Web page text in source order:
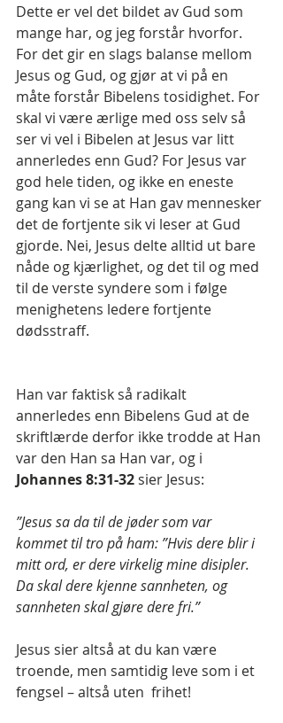
Dette er vel det bildet av Gud som
mange har, og jeg forstår hvorfor.
For det gir en slags balanse mellom
Jesus og Gud, og gjør at vi på en
måte forstår Bibelens tosidighet. For
skal vi være ærlige med oss selv så
ser vi vel i Bibelen at Jesus var litt
annerledes enn Gud? For Jesus var
god hele tiden, og ikke en eneste
gang kan vi se at Han gav mennesker
det de fortjente sik vi leser at Gud
gjorde. Nei, Jesus delte alltid ut bare
nåde og kjærlighet, og det til og med
til de verste syndere som i følge
menighetens ledere fortjente
dødsstraff.
Han var faktisk så radikalt
annerledes enn Bibelens Gud at de
skriftlærde derfor ikke trodde at Han
var den Han sa Han var, og i
Johannes 8:31-32 sier Jesus:
”Jesus sa da til de jøder som var
kommet til tro på ham: ”Hvis dere blir i
mitt ord, er dere virkelig mine disipler.
Da skal dere kjenne sannheten, og
sannheten skal gjøre dere fri.”
Jesus sier altså at du kan være
troende, men samtidig leve som i et
fengsel – altså uten  frihet!